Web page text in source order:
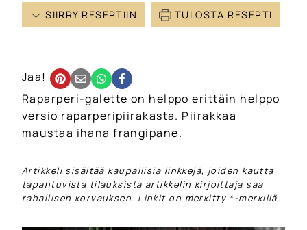
SIIRRY RESEPTIIN TULOSTA RESEPTI
Jaa!
Raparperi-galette on helppo erittäin helppo
versio raparperipiirakasta. Piirakkaa
maustaa ihana frangipane.
Artikkeli sisältää kaupallisia linkkejä, joiden kautta
tapahtuvista tilauksista artikkelin kirjoittaja saa
rahallisen korvauksen. Linkit on merkitty *-merkillä.